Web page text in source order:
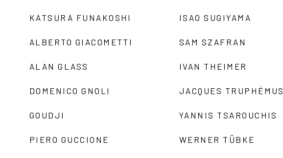
KATSURA FUNAKOSHI
ALBERTO GIACOMETTI
ALAN GLASS
DOMENICO GNOLI
GOUDJI
PIERO GUCCIONE
ISAO SUGIYAMA
SAM SZAFRAN
IVAN THEIMER
JACQUES TRUPHÉMUS
YANNIS TSAROUCHIS
WERNER TÜBKE